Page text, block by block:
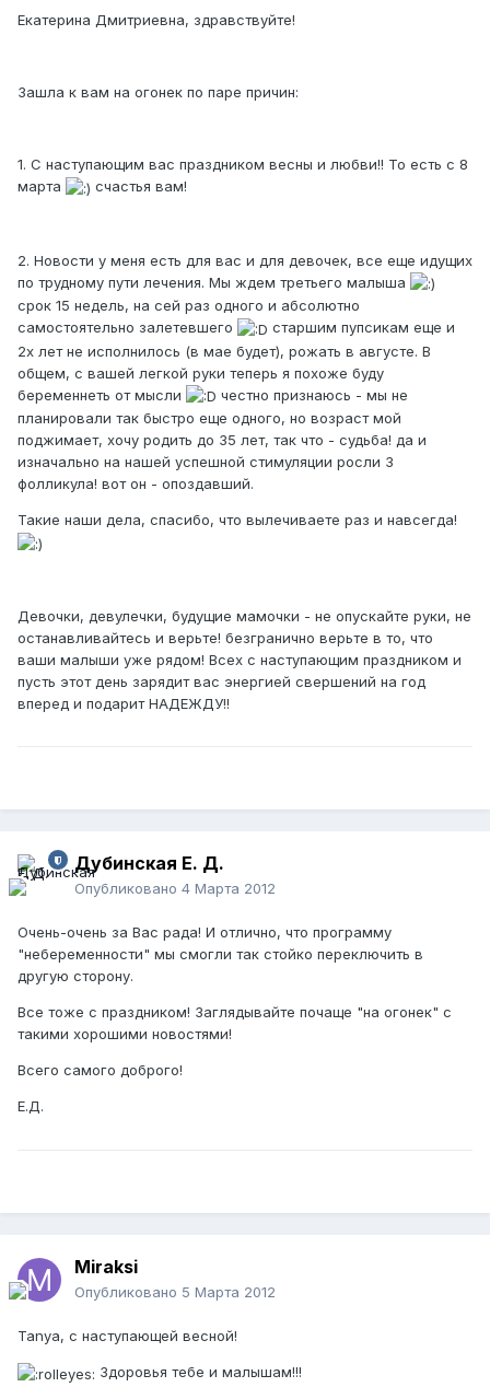
Екатерина Дмитриевна, здравствуйте!
Зашла к вам на огонек по паре причин:
1. С наступающим вас праздником весны и любви!! То есть с 8
марта
счастья вам!
2. Новости у меня есть для вас и для девочек, все еще идущих
по трудному пути лечения. Мы ждем третьего малыша
срок 15 недель, на сей раз одного и абсолютно
самостоятельно залетевшего
старшим пупсикам еще и
2х лет не исполнилось (в мае будет), рожать в августе. В
общем, с вашей легкой руки теперь я похоже буду
беременнеть от мысли
честно признаюсь - мы не
планировали так быстро еще одного, но возраст мой
поджимает, хочу родить до 35 лет, так что - судьба! да и
изначально на нашей успешной стимуляции росли 3
фолликула! вот он - опоздавший.
Такие наши дела, спасибо, что вылечиваете раз и навсегда!
Девочки, девулечки, будущие мамочки - не опускайте руки, не
останавливайтесь и верьте! безгранично верьте в то, что
ваши малыши уже рядом! Всех с наступающим праздником и
пусть этот день зарядит вас энергией свершений на год
вперед и подарит НАДЕЖДУ!!
Дубинская Е. Д.
Опубликовано 4 Марта 2012
Очень-очень за Вас рада! И отлично, что программу
"небеременности" мы смогли так стойко переключить в
другую сторону.
Все тоже с праздником! Заглядывайте почаще "на огонек" с
такими хорошими новостями!
Всего самого доброго!
Е.Д.
Miraksi
Опубликовано 5 Марта 2012
Tanya, с наступающей весной!
Здоровья тебе и малышам!!!